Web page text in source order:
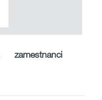
zamestnanci